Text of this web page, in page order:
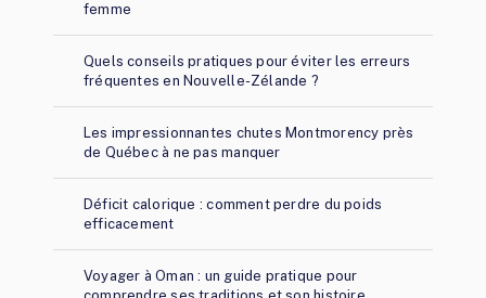
femme
Quels conseils pratiques pour éviter les erreurs
fréquentes en Nouvelle-Zélande ?
Les impressionnantes chutes Montmorency près
de Québec à ne pas manquer
Déficit calorique : comment perdre du poids
efficacement
Voyager à Oman : un guide pratique pour